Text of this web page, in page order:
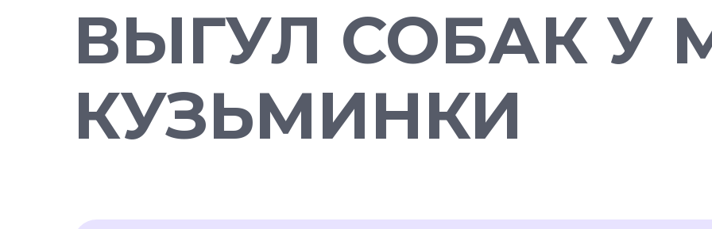
ВЫГУЛ СОБАК У
КУЗЬМИНКИ